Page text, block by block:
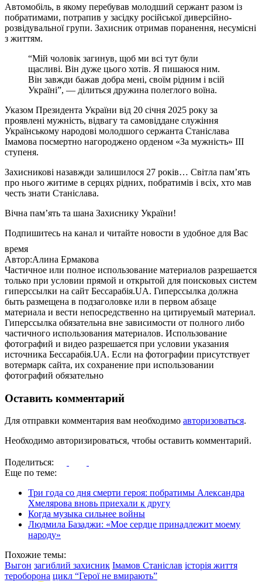
Автомобіль, в якому перебував молодший сержант разом із
побратимами, потрапив у засідку російської диверсійно-
розвідувальної групи. Захисник отримав поранення, несумісні
з життям.
“Мій чоловік загинув, щоб ми всі тут були
щасливі. Він дуже цього хотів. Я пишаюся ним.
Він завжди бажав добра мені, своїм рідним і всій
Україні”, — ділиться дружина полеглого воїна.
Указом Президента України від 20 січня 2025 року за
проявлені мужність, відвагу та самовіддане служіння
Українському народові молодшого сержанта Станіслава
Імамова посмертно нагороджено орденом «За мужність» III
ступеня.
Захисникові назавжди залишилося 27 років… Світла пам’ять
про нього житиме в серцях рідних, побратимів і всіх, хто мав
честь знати Станіслава.
Вічна пам’ять та шана Захиснику України!
Подпишитесь на канал и читайте новости в удобное для Вас
время
Автор:Алина Ермакова
Частичное или полное использование материалов разрешается
только при условии прямой и открытой для поисковых систем
гиперссылки на сайт Бессарабія.UA. Гиперссылка должна
быть размещена в подзаголовке или в первом абзаце
материала и вести непосредственно на цитируемый материал.
Гиперссылка обязательна вне зависимости от полного либо
частичного использования материалов. Использование
фотографий и видео разрешается при условии указания
источника Бессарабія.UA. Если на фотографии присутствует
вотермарк сайта, их сохранение при использовании
фотографий обязательно
Оставить комментарий
Для отправки комментария вам необходимо авторизоваться.
Необходимо авторизироваться, чтобы оставить комментарий.
Поделиться:
Еще по теме:
Три года со дня смерти героя: побратимы Александра
Хмелярова вновь приехали к другу
Когда музыка сильнее войны
Людмила Базаджи: «Мое сердце принадлежит моему
народу»
Похожие темы:
Выгон загиблий захисник Імамов Станіслав історія життя
тероборона цикл “Герої не вмирають”